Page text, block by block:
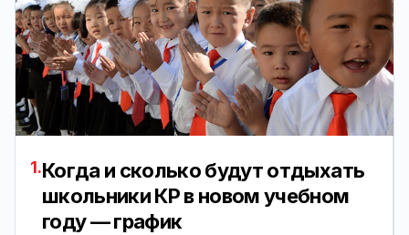
1.Когда и сколько будут отдыхать
школьники КР в новом учебном
году — график